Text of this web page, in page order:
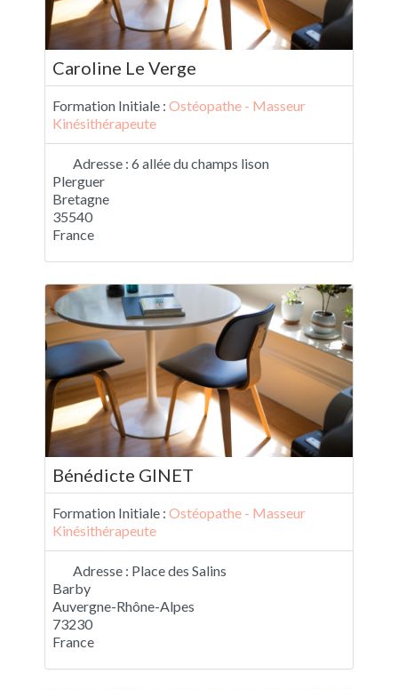
Caroline Le Verge
Formation Initiale : Ostéopathe - Masseur
Kinésithérapeute
Adresse : 6 allée du champs lison
Plerguer
Bretagne
35540
France
Bénédicte GINET
Formation Initiale : Ostéopathe - Masseur
Kinésithérapeute
Adresse : Place des Salins
Barby
Auvergne-Rhône-Alpes
73230
France